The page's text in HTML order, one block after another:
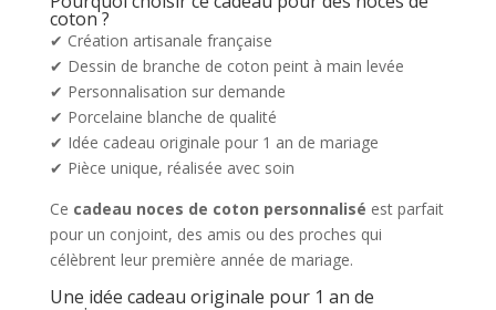
coton ?
✔ Création artisanale française
✔ Dessin de branche de coton peint à main levée
✔ Personnalisation sur demande
✔ Porcelaine blanche de qualité
✔ Idée cadeau originale pour 1 an de mariage
✔ Pièce unique, réalisée avec soin
Ce cadeau noces de coton personnalisé est parfait
pour un conjoint, des amis ou des proches qui
célèbrent leur première année de mariage.
Une idée cadeau originale pour 1 an de